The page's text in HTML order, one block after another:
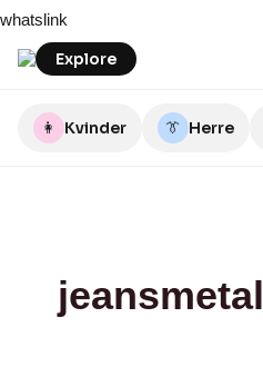
to
content
whatslink
Explore
👩 Kvinder 👔 Herre
jeansmetal